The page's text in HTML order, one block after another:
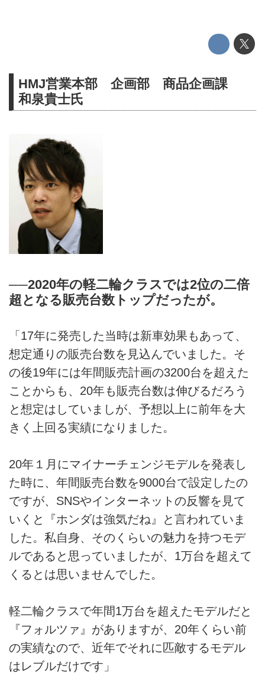
HMJ営業本部 企画部 商品企画課
和泉貴士氏
──2020年の軽二輪クラスでは2位の二倍
超となる販売台数トップだったが。
「17年に発売した当時は新車効果もあって、
想定通りの販売台数を見込んでいました。そ
の後19年には年間販売計画の3200台を超えた
ことからも、20年も販売台数は伸びるだろう
と想定はしていましが、予想以上に前年を大
きく上回る実績になりました。
20年１月にマイナーチェンジモデルを発表し
た時に、年間販売台数を9000台で設定したの
ですが、SNSやインターネットの反響を見て
いくと『ホンダは強気だね』と言われていま
した。私自身、そのくらいの魅力を持つモデ
ルであると思っていましたが、1万台を超えて
くるとは思いませんでした。
軽二輪クラスで年間1万台を超えたモデルだと
『フォルツァ』がありますが、20年くらい前
の実績なので、近年でそれに匹敵するモデル
はレブルだけです」